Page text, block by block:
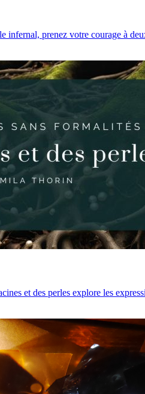
infernal, prenez votre courage à
et des perles explore les